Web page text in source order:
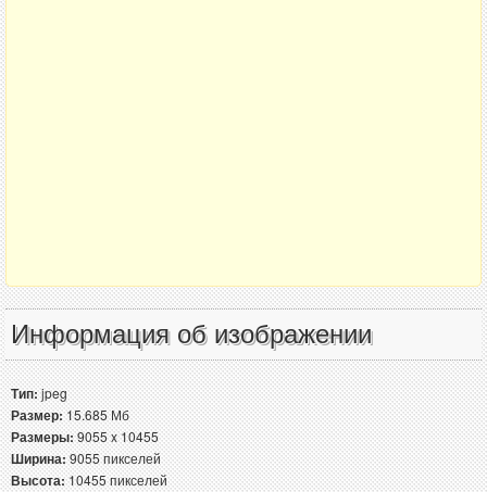
Информация об изображении
Тип:jpeg
Размер:15.685 Мб
Размеры:9055 x 10455
Ширина:9055 пикселей
Высота:10455 пикселей